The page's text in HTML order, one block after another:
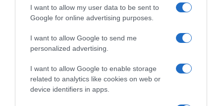
I want to allow my user data to be sent to
Google for online advertising purposes.
I want to allow Google to send me
personalized advertising.
I want to allow Google to enable storage
related to analytics like cookies on web or
device identifiers in apps.
2026-08-08.
Csökkenti a vérnyomást, és védi a szívet